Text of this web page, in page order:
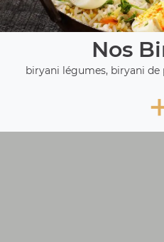
Nos
biryani légumes, biryani de